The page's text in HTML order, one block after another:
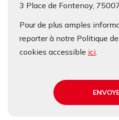
3 Place de Fontenoy,
Pour de plus amples
reporter à notre Politique
cookies accessible ici.